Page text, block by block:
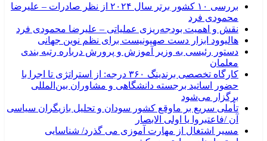
بررسی ۱۰ کشور برتر سال ۲۰۲۴ از نظر صادرات – علیرضا
محمودی فرد
نقش و اهمیت بودجه‌ريزی عملياتی – علیرضا محمودی فرد
هالیوود ابزار دست صهیونیست برای نظم نوین جهانی
دستور رئیسی به وزیر آموزش و پرورش درباره رتبه بندی
معلمان
کارگاه تخصصی برندینگ ۳۶۰ درجه: از استراتژی تا اجرا با
حضور اساتید برجسته دانشگاهی و مشاوران بین‌المللی
برگزار می‌شود
تأملی سریع بر ماوقع کشور سودان و تحلیل بازیگران سیاسی
آن /فاعتبروا یا اولی الابصار
مسیر اشتغال از مهارت آموزی می گذرد/ شناسایی